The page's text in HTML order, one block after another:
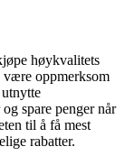
høykvalitets
være oppmerksom
spare penger når
til å få mest
rabatter.